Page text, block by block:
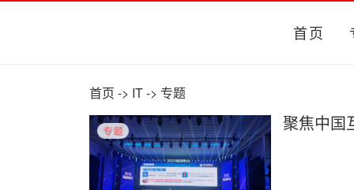
首页
首页 -> IT-> 专题
聚焦中国